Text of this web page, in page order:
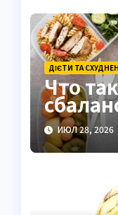
ДІЄТИ ТА
Что
ИЮЛ 28, 2026